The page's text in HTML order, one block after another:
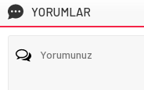
YORUMLAR